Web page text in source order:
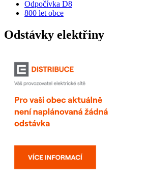
Odpočívka D8
800 let obce
Odstávky elektřiny